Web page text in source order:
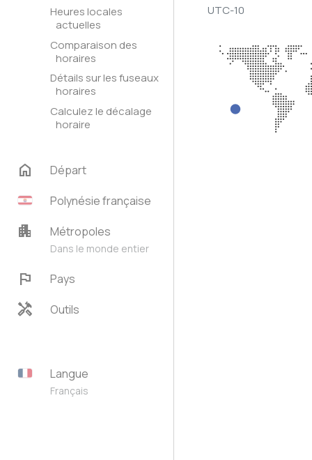
Heures locales
actuelles
Comparaison des
horaires
Détails sur les fuseaux
horaires
Calculez le décalage
horaire
home
Départ
Polynésie française
apartment Métropoles
Dans le monde entier
flag Pays
handyman Outils
Langue
Français
UTC-10